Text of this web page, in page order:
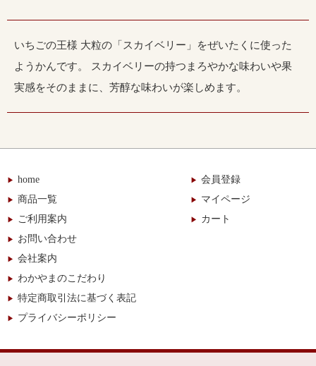
いちごの王様 大粒の「スカイベリー」をぜいたくに使った
ようかんです。 スカイベリーの持つまろやかな味わいや果
実感をそのままに、芳醇な味わいが楽しめます。
home
商品一覧
ご利用案内
お問い合わせ
会社案内
わかやまのこだわり
特定商取引法に基づく表記
プライバシーポリシー
会員登録
マイページ
カート